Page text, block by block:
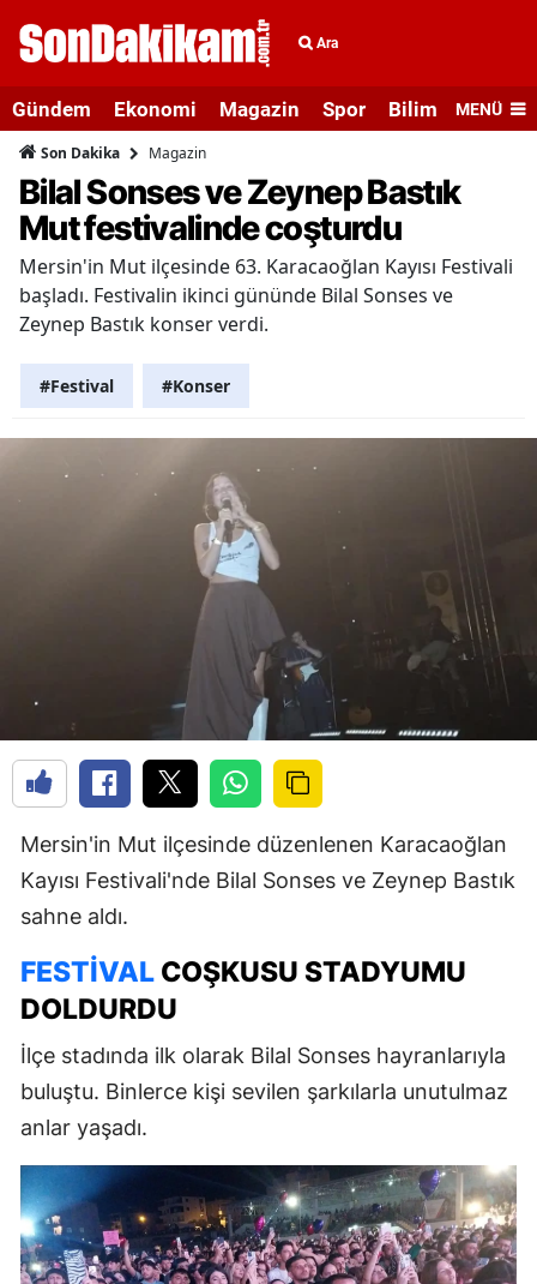
Ara
Gündem Ekonomi Magazin Spor Bilim veMENÜ
Son Dakika Magazin
Bilal Sonses ve Zeynep Bastık
Mut festivalinde coşturdu
Mersin'in Mut ilçesinde 63. Karacaoğlan Kayısı Festivali
başladı. Festivalin ikinci gününde Bilal Sonses ve
Zeynep Bastık konser verdi.
#Festival #Konser
Mersin'in Mut ilçesinde düzenlenen Karacaoğlan
Kayısı Festivali'nde Bilal Sonses ve Zeynep Bastık
sahne aldı.
FESTIVAL COŞKUSU STADYUMU
DOLDURDU
İlçe stadında ilk olarak Bilal Sonses hayranlarıyla
buluştu. Binlerce kişi sevilen şarkılarla unutulmaz
anlar yaşadı.